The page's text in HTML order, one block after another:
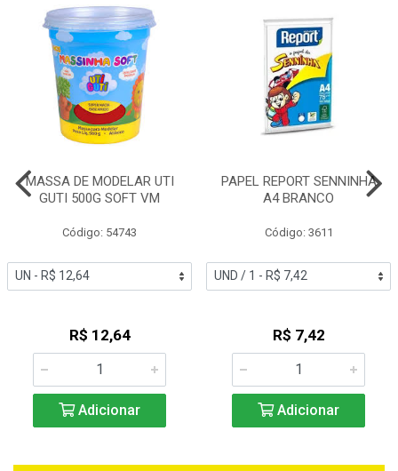
MASSA DE MODELAR UTI
GUTI 500G SOFT VM
Código: 54743
R$ 12,64
Adicionar
PAPEL REPORT SENNINHA
A4 BRANCO
Código: 3611
R$ 7,42
Adicionar